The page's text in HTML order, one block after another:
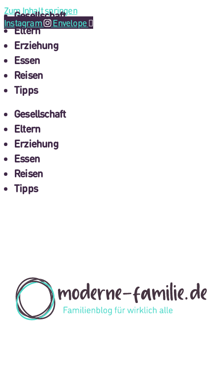
Zum Inhalt springen
Instagram
Envelope
Gesellschaft
Eltern
Erziehung
Essen
Reisen
Tipps
Gesellschaft
Eltern
Erziehung
Essen
Reisen
Tipps